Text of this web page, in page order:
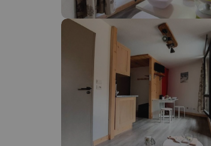
¡Vaya! Parece que nuestro